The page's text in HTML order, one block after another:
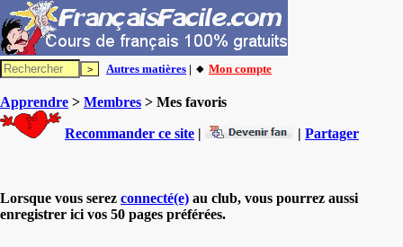
Autres matières | 🔸 Mon compte
Apprendre > Membres > Mes favoris
Recommander ce site | | Partager
Lorsque vous serez connecté(e) au club, vous pourrez aussi
enregistrer ici vos 50 pages préférées.